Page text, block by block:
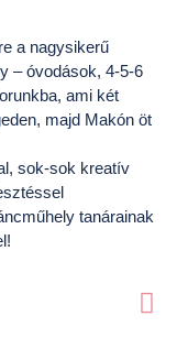
a nagysikerű
– óvodások, 4-5-6
ami két
majd Makón öt
sok-sok kreatív
tanárainak